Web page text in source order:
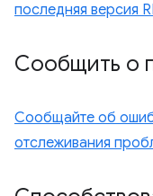
последняя версия
Сообщить о
Сообщайте об
отслеживания